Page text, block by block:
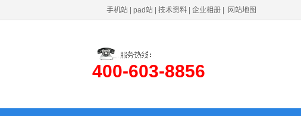
手机站 pad站 技术资料 企业相册 网站地图
400-603-8856